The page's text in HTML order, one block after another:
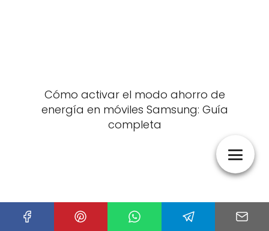
Cómo activar el modo ahorro de
energía en móviles Samsung: Guía
completa